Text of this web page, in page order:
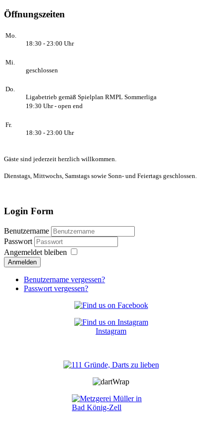
Öffnungszeiten
Mo.
18:30 - 23:00 Uhr
Mi.
geschlossen
Do.
Ligabetrieb gemäß Spielplan RMPL Sommerliga
19:30 Uhr - open end
Fr.
18:30 - 23:00 Uhr
Gäste sind jederzeit herzlich willkommen.
Dienstags, Mittwochs, Samstags sowie Sonn- und Feiertags geschlossen.
Login Form
Benutzername
Passwort
Angemeldet bleiben
Anmelden
Benutzername vergessen?
Passwort vergessen?
Instagram